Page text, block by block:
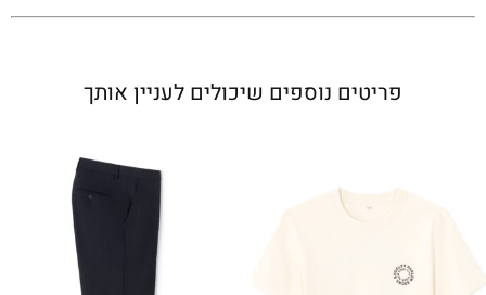
פריטים נוספים שיכולים לעניין אותך